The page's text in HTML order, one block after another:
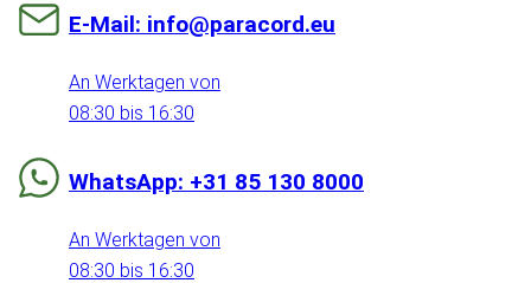
E-Mail: info@paracord.eu
An Werktagen von
08:30 bis 16:30
WhatsApp: +31 85 130 8000
An Werktagen von
08:30 bis 16:30